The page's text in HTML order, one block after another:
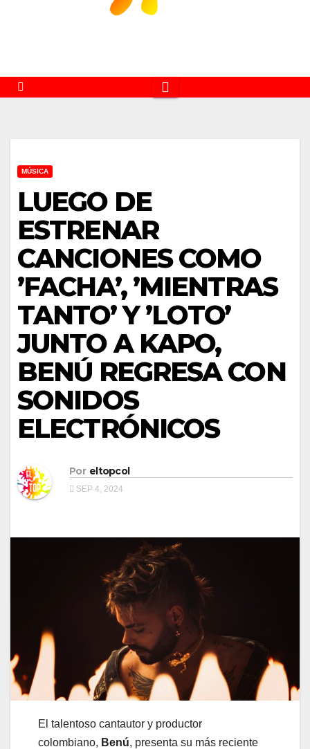
MÚSICA
LUEGO DE
ESTRENAR
CANCIONES COMO
’FACHA’, ’MIENTRAS
TANTO’ Y ’LOTO’
JUNTO A KAPO,
BENÚ REGRESA CON
SONIDOS
ELECTRÓNICOS
Por eltopcol
SEP 4, 2024
El talentoso cantautor y productor
colombiano, Benú, presenta su más reciente